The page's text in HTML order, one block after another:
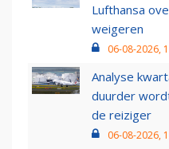
Lufthansa
weigeren
06-08-2026,
Analyse
duurder
de reiziger
06-08-2026,